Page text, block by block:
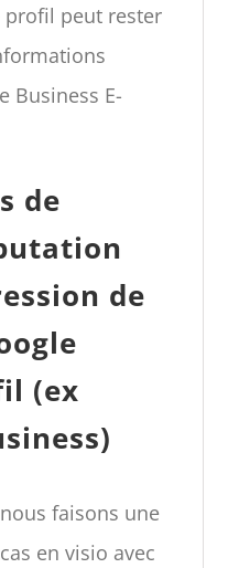
peut rester
Business E-
de
de
(ex
faisons une
en visio avec